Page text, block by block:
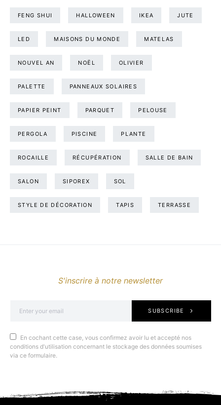
FENG SHUI HALLOWEEN IKEA JUTE
LED MAISONS DU MONDE MATELAS
NOUVEL AN NOËL OLIVIER
PALETTE PANNEAUX SOLAIRES
PAPIER PEINT PARQUET PELOUSE
PERGOLA PISCINE PLANTE
ROCAILLE RÉCUPÉRATION SALLE DE BAIN
SALON SIPOREX SOL
STYLE DE DÉCORATION TAPIS TERRASSE
S'inscrire à notre newsletter
SUBSCRIBE
En cochant cette case, vous confirmez avoir lu et accepté nos
conditions d'utilisation concernant le stockage des données soumises
via ce formulaire.